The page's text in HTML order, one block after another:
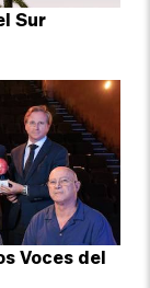
Sur
Voces del